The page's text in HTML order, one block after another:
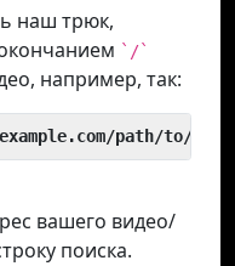
наш трюк,
`/`
например, так:
path/to/
вашего видео/
поиска.